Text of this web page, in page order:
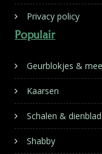
Privacy policy
Populair
Geurblokjes &
Kaarsen
Schalen &
Shabby